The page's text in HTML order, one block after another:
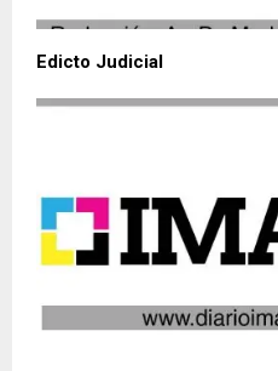
Edicto Judicial